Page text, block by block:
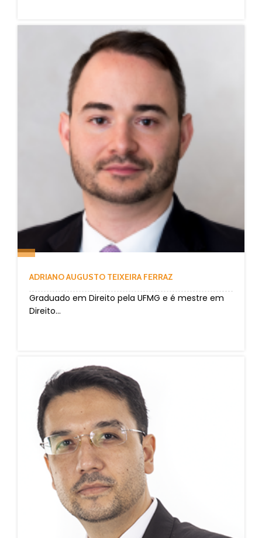
ADRIANO AUGUSTO TEIXEIRA FERRAZ
Graduado em Direito pela UFMG e é mestre em
Direito...